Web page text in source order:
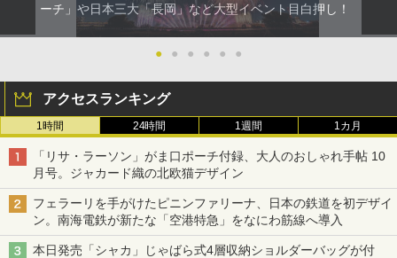
ーチ」や日本三大「長岡」など大型イベント目白押し！
● ● ● ● ● ●
アクセスランキング
1時間 24時間 1週間 1カ月
「リサ・ラーソン」がま口ポーチ付録、大人のおしゃれ手帖 10
月号。ジャカード織の北欧猫デザイン
フェラーリを手がけたピニンファリーナ、日本の鉄道を初デザイ
ン。南海電鉄が新たな「空港特急」をなにわ筋線へ導入
本日発売「シャカ」じゃばら式4層収納ショルダーバッグが付